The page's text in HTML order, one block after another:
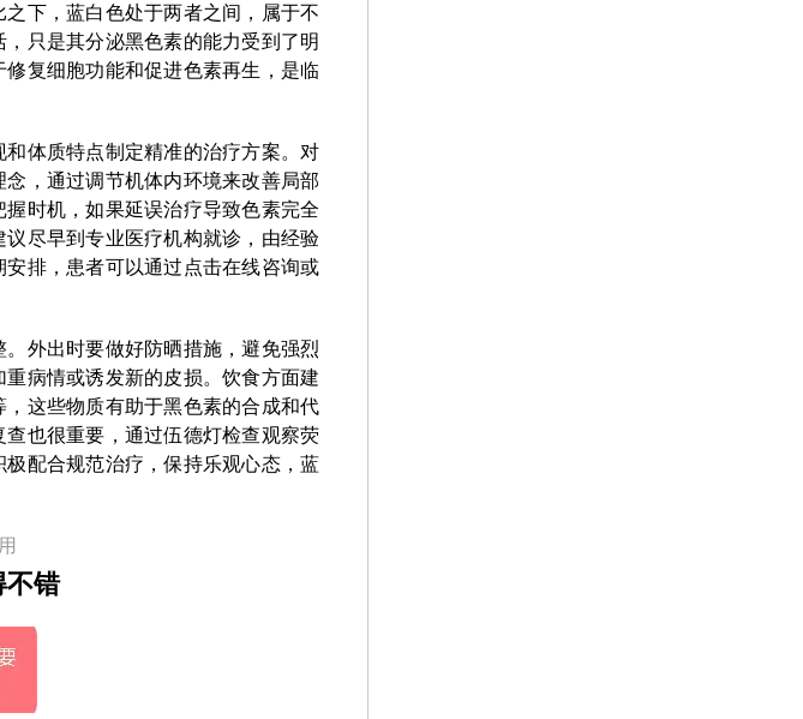
下，蓝白色处于两者之间，属于不
只是其分泌黑色素的能力受到了明
复细胞功能和促进色素再生，是临
体质特点制定精准的治疗方案。对
，通过调节机体内环境来改善局部
时机，如果延误治疗导致色素完全
尽早到专业医疗机构就诊，由经验
排，患者可以通过点击在线咨询或
外出时要做好防晒措施，避免强烈
病情或诱发新的皮损。饮食方面建
这些物质有助于黑色素的合成和代
也很重要，通过伍德灯检查观察荧
配合规范治疗，保持乐观心态，蓝
不错